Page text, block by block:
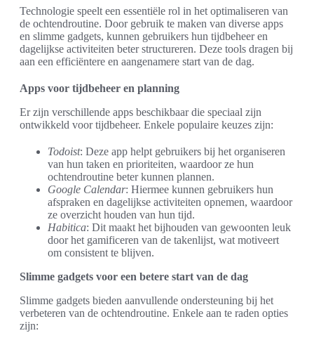
Technologie speelt een essentiële rol in het optimaliseren van
de ochtendroutine. Door gebruik te maken van diverse apps
en slimme gadgets, kunnen gebruikers hun tijdbeheer en
dagelijkse activiteiten beter structureren. Deze tools dragen bij
aan een efficiëntere en aangenamere start van de dag.
Apps voor tijdbeheer en planning
Er zijn verschillende apps beschikbaar die speciaal zijn
ontwikkeld voor tijdbeheer. Enkele populaire keuzes zijn:
Todoist: Deze app helpt gebruikers bij het organiseren
van hun taken en prioriteiten, waardoor ze hun
ochtendroutine beter kunnen plannen.
Google Calendar: Hiermee kunnen gebruikers hun
afspraken en dagelijkse activiteiten opnemen, waardoor
ze overzicht houden van hun tijd.
Habitica: Dit maakt het bijhouden van gewoonten leuk
door het gamificeren van de takenlijst, wat motiveert
om consistent te blijven.
Slimme gadgets voor een betere start van de dag
Slimme gadgets bieden aanvullende ondersteuning bij het
verbeteren van de ochtendroutine. Enkele aan te raden opties
zijn: